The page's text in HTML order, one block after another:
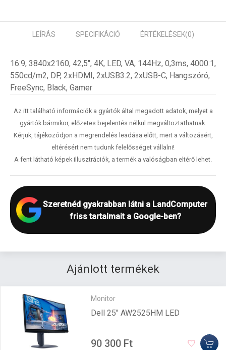
LEÍRÁS SPECIFIKÁCIÓ ÉRTÉKELÉSEK(0)
16:9, 3840x2160, 42,5", 4K, LED, VA, 144Hz, 0,3ms, 4000:1,
550cd/m2, DP, 2xHDMI, 2xUSB3.2, 2xUSB-C, Hangszóró,
FreeSync, Black, Gamer
Az itt található információk a gyártók által megadott adatok, melyet a
gyártók bármikor, előzetes bejelentés nélkül megváltoztathatnak.
Kérjük, tájékozódjon a megrendelés leadása előtt, mert a változásért,
eltérésért nem tudunk felelősséget vállalni!
A fent látható képek illusztrációk, a termék a valóságban eltérő lehet.
Szeretnéd gyakrabban látni a LandComputer
friss tartalmait a Google-ben?
Ajánlott termékek
Monitor
Dell 25" AW2525HM LED
90 300 Ft